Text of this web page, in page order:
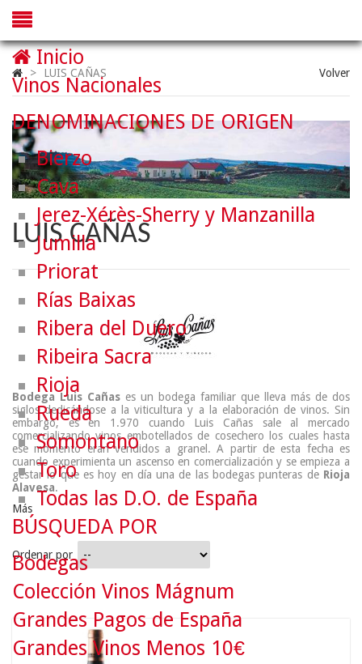
> LUIS CAÑAS Volver
LUIS CAÑAS
Bodega Luis Cañas es un bodega familiar que lleva más de dos
siglos dedicándose a la viticultura y a la elaboración de vinos. Sin
embargo, es en 1.970 cuando Luis Cañas sale al mercado
comercializando vinos embotellados de cosechero los cuales hasta
ese momento eran vendidos a granel. A partir de esta fecha es
cuando experimienta un ascenso en comercialización y se empieza a
gestar lo que es hoy en día una de las bodegas punteras de Rioja
Alavesa.
Más
Ordenar por
25.17€
Inicio
Vinos Nacionales
DENOMINACIONES DE ORIGEN
Bierzo
Cava
Jerez-Xérès-Sherry y Manzanilla
Jumilla
Priorat
Rías Baixas
Ribera del Duero
Ribeira Sacra
Rioja
Rueda
Somontano
Toro
Todas las D.O. de España
BÚSQUEDA POR
Bodegas
Colección Vinos Mágnum
Grandes Pagos de España
Grandes Vinos Menos 10€